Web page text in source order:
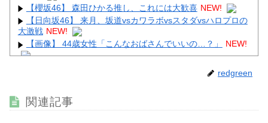
【櫻坂46】 森田ひかる推し、これには大歓喜 NEW!
【日向坂46】 来月、坂道vsカワラボvsスタダvsハロプロの
大激戦 NEW!
【画像】 44歳女性「こんなおばさんでいいの…？」
NEW!
果ｗｗｗｗｗｗ
redgreen
関連記事